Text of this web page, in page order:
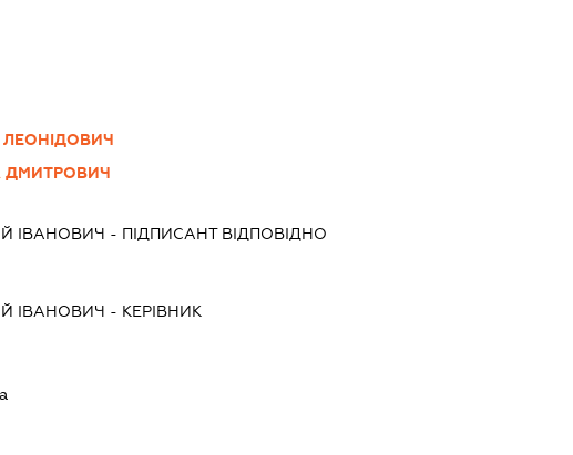
ДМИТРОВИЧ
ІВАНОВИЧ - ПІДПИСАНТВІДПОВІДНО
ІВАНОВИЧ - КЕРІВНИК